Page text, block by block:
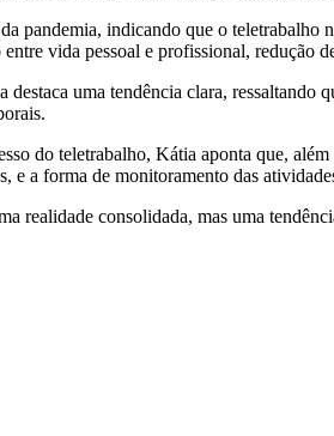
pandemia, indicando que o
vida pessoal e profissional, redução
uma tendência clara, ressaltando
do teletrabalho, Kátia aponta que,
e a forma de monitoramento das
realidade consolidada, mas uma